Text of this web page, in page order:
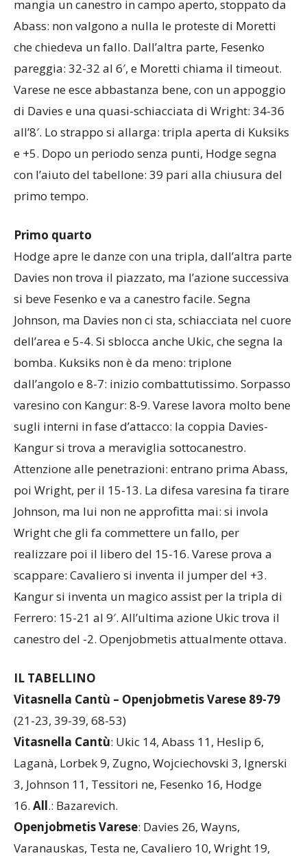
mangia un canestro in campo aperto, stoppato da
Abass: non valgono a nulla le proteste di Moretti
che chiedeva un fallo. Dall’altra parte, Fesenko
pareggia: 32-32 al 6′, e Moretti chiama il timeout.
Varese ne esce abbastanza bene, con un appoggio
di Davies e una quasi-schiacciata di Wright: 34-36
all’8′. Lo strappo si allarga: tripla aperta di Kuksiks
e +5. Dopo un periodo senza punti, Hodge segna
con l’aiuto del tabellone: 39 pari alla chiusura del
primo tempo.
Primo quarto
Hodge apre le danze con una tripla, dall’altra parte
Davies non trova il piazzato, ma l’azione successiva
si beve Fesenko e va a canestro facile. Segna
Johnson, ma Davies non ci sta, schiacciata nel cuore
dell’area e 5-4. Si sblocca anche Ukic, che segna la
bomba. Kuksiks non è da meno: triplone
dall’angolo e 8-7: inizio combattutissimo. Sorpasso
varesino con Kangur: 8-9. Varese lavora molto bene
sugli interni in fase d’attacco: la coppia Davies-
Kangur si trova a meraviglia sottocanestro.
Attenzione alle penetrazioni: entrano prima Abass,
poi Wright, per il 15-13. La difesa varesina fa tirare
Johnson, ma lui non ne approfitta mai: si invola
Wright che gli fa commettere un fallo, per
realizzare poi il libero del 15-16. Varese prova a
scappare: Cavaliero si inventa il jumper del +3.
Kangur si inventa un magico assist per la tripla di
Ferrero: 15-21 al 9′. All’ultima azione Ukic trova il
canestro del -2. Openjobmetis attualmente ottava.
IL TABELLINO
Vitasnella Cantù – Openjobmetis Varese 89-79
(21-23, 39-39, 68-53)
Vitasnella Cantù: Ukic 14, Abass 11, Heslip 6,
Laganà, Lorbek 9, Zugno, Wojciechovski 3, Ignerski
3, Johnson 11, Tessitori ne, Fesenko 16, Hodge
16. All.: Bazarevich.
Openjobmetis Varese: Davies 26, Wayns,
Varanauskas, Testa ne, Cavaliero 10, Wright 19,